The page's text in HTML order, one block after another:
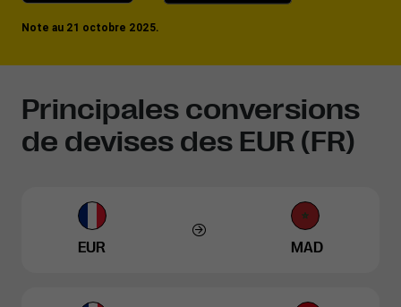
Note au 21 octobre 2025.
Principales conversions
de devises des EUR (FR)
EUR MAD